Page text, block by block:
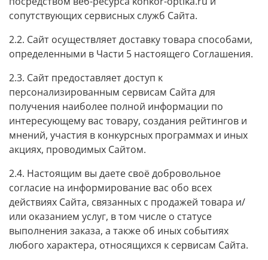
сопутствующих сервисных служб Сайта.
2.2. Сайт осуществляет доставку товара способами,
определенными в Части 5 настоящего Соглашения.
2.3. Сайт предоставляет доступ к
персонализированным сервисам Сайта для
получения наиболее полной информации по
интересующему вас товару, создания рейтингов и
мнений, участия в конкурсных программах и иных
акциях, проводимых Сайтом.
2.4. Настоящим вы даете своё добровольное
согласие на информирование вас обо всех
действиях Сайта, связанных с продажей товара и/
или оказанием услуг, в том числе о статусе
выполнения заказа, а также об иных событиях
любого характера, относящихся к сервисам Сайта.